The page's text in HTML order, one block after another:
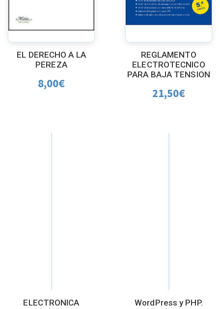
EL DERECHO A LA
PEREZA
8,00€
REGLAMENTO
ELECTROTECNICO
PARA BAJA TENSION
21,50€
ELECTRONICA
WordPress y PHP.